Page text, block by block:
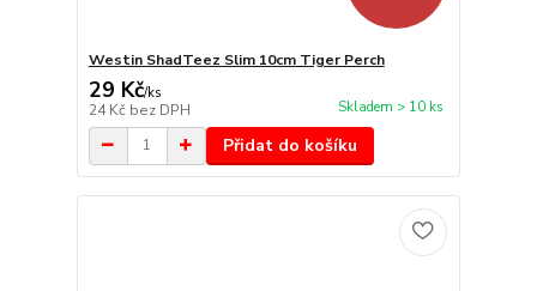
Westin ShadTeez Slim 10cm Tiger Perch
29 Kč/ks
24 Kč bez DPH Skladem > 10 ks
Přidat do košíku